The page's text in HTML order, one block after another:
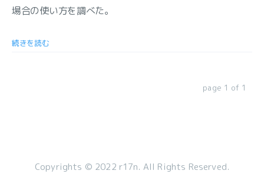
場合の使い方を調べた。
続きを読む
page 1 of 1
Copyrights © 2022 r17n. All Rights Reserved.